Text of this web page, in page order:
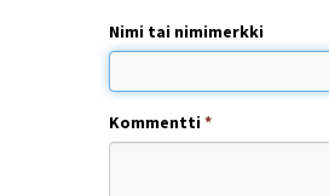
Nimi tai nimimerkki
Kommentti*